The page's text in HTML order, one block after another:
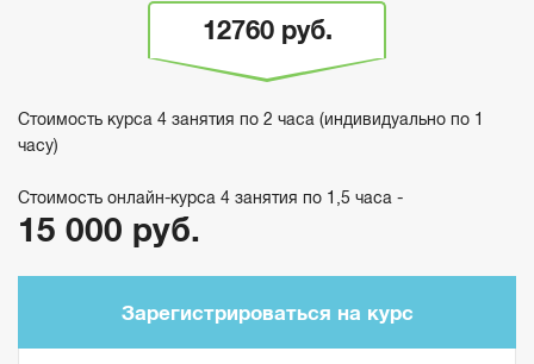
12760 руб.
Стоимость курса 4 занятия по 2 часа (индивидуально по 1
часу)
Стоимость онлайн-курса 4 занятия по 1,5 часа -
15 000 руб.
Зарегистрироваться на курс